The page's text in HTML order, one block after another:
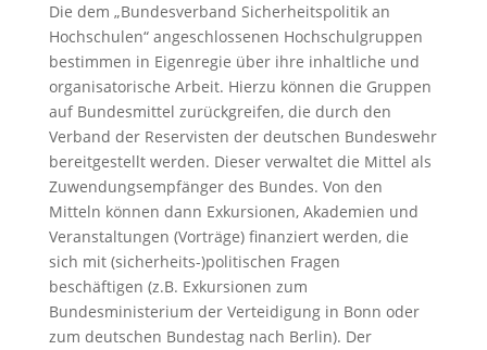
Die dem „Bundesverband Sicherheitspolitik an
Hochschulen“ angeschlossenen Hochschulgruppen
bestimmen in Eigenregie über ihre inhaltliche und
organisatorische Arbeit. Hierzu können die Gruppen
auf Bundesmittel zurückgreifen, die durch den
Verband der Reservisten der deutschen Bundeswehr
bereitgestellt werden. Dieser verwaltet die Mittel als
Zuwendungsempfänger des Bundes. Von den
Mitteln können dann Exkursionen, Akademien und
Veranstaltungen (Vorträge) finanziert werden, die
sich mit (sicherheits-)politischen Fragen
beschäftigen (z.B. Exkursionen zum
Bundesministerium der Verteidigung in Bonn oder
zum deutschen Bundestag nach Berlin). Der